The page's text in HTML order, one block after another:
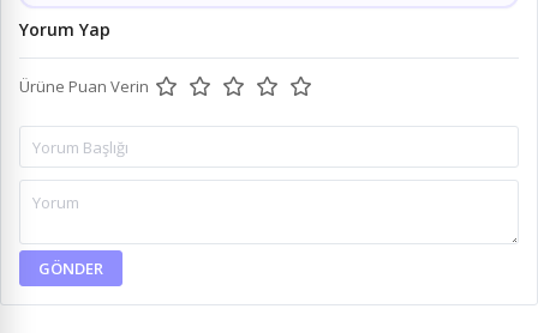
Yorum Yap
Ürüne Puan Verin
GÖNDER